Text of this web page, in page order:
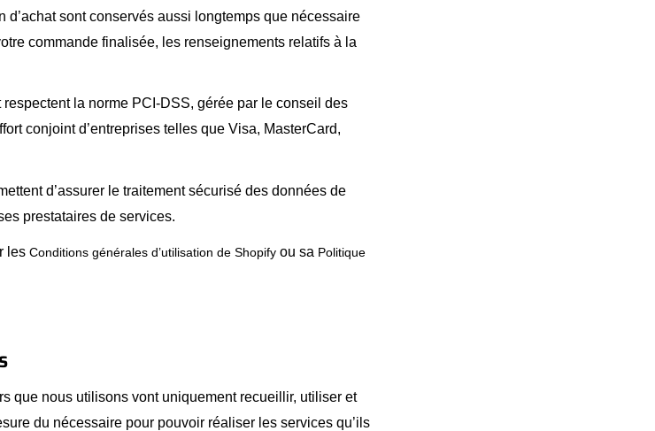
d’achat sont conservés aussi longtemps que nécessaire
commande finalisée, les renseignements relatifs à la
la norme PCI-DSS, gérée par le conseil des
conjoint d’entreprises telles que Visa, MasterCard,
d’assurer le traitement sécurisé des données de
prestataires de services.
les Conditions générales d’utilisation de Shopify ou sa Politique
que nous utilisons vont uniquement recueillir, utiliser et
du nécessaire pour pouvoir réaliser les services qu’ils